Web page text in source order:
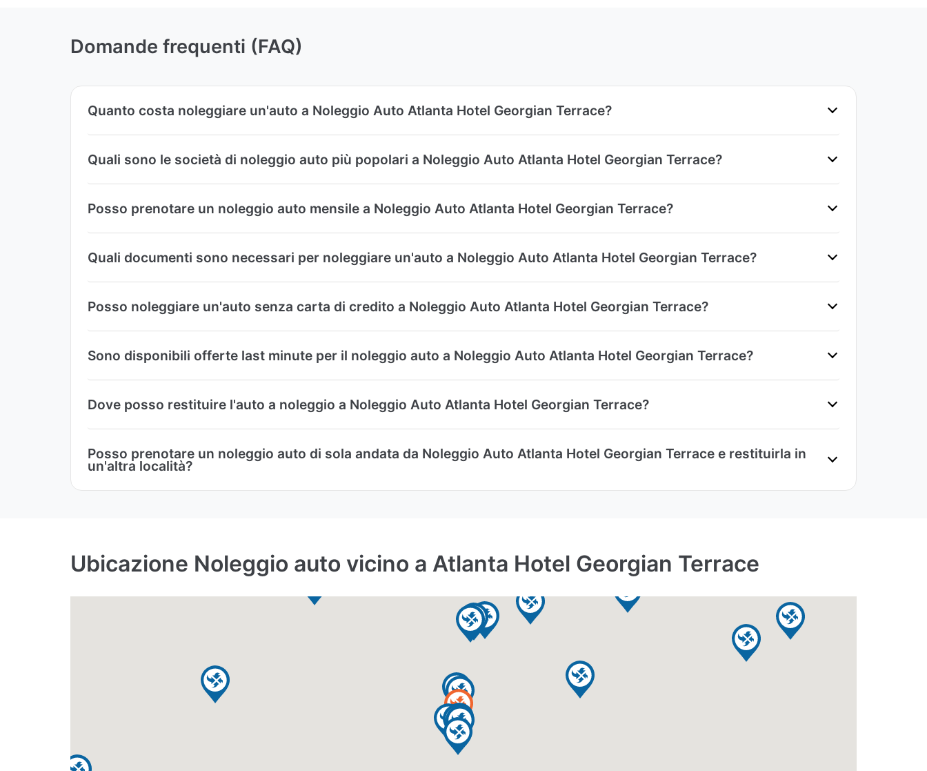
Domande frequenti (FAQ)
Quanto costa noleggiare un'auto a Noleggio Auto Atlanta Hotel Georgian Terrace?
Quali sono le società di noleggio auto più popolari a Noleggio Auto Atlanta Hotel Georgian Terrace?
Posso prenotare un noleggio auto mensile a Noleggio Auto Atlanta Hotel Georgian Terrace?
Quali documenti sono necessari per noleggiare un'auto a Noleggio Auto Atlanta Hotel Georgian Terrace?
Posso noleggiare un'auto senza carta di credito a Noleggio Auto Atlanta Hotel Georgian Terrace?
Sono disponibili offerte last minute per il noleggio auto a Noleggio Auto Atlanta Hotel Georgian Terrace?
Dove posso restituire l'auto a noleggio a Noleggio Auto Atlanta Hotel Georgian Terrace?
Posso prenotare un noleggio auto di sola andata da Noleggio Auto Atlanta Hotel Georgian Terrace e restituirla in
un'altra località?
Ubicazione Noleggio auto vicino a Atlanta Hotel Georgian Terrace